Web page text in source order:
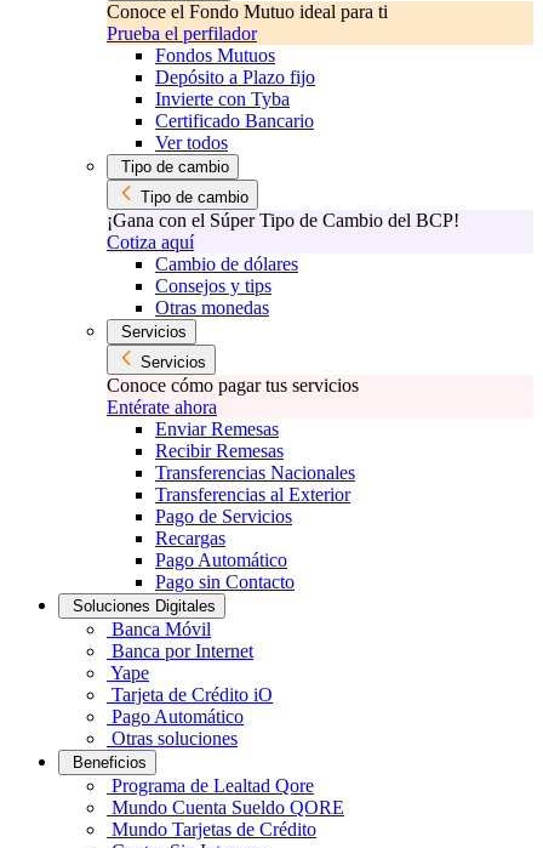
Conoce el Fondo Mutuo ideal para ti
Prueba el perfilador
Fondos Mutuos
Depósito a Plazo fijo
Invierte con Tyba
Certificado Bancario
Ver todos
Tipo de cambio
Tipo de cambio
¡Gana con el Súper Tipo de Cambio del BCP!
Cotiza aquí
Cambio de dólares
Consejos y tips
Otras monedas
Servicios
Servicios
Conoce cómo pagar tus servicios
Entérate ahora
Enviar Remesas
Recibir Remesas
Transferencias Nacionales
Transferencias al Exterior
Pago de Servicios
Recargas
Pago Automático
Pago sin Contacto
Soluciones Digitales
Banca Móvil
Banca por Internet
Yape
Tarjeta de Crédito iO
Pago Automático
Otras soluciones
Beneficios
Programa de Lealtad Qore
Mundo Cuenta Sueldo QORE
Mundo Tarjetas de Crédito